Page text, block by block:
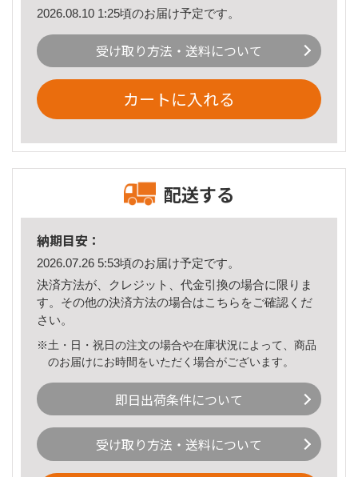
2026.08.10 1:25頃のお届け予定です。
受け取り方法・送料について
カートに入れる
配送する
納期目安：
2026.07.26 5:53頃のお届け予定です。
決済方法が、クレジット、代金引換の場合に限りま
す。その他の決済方法の場合はこちら をご確認くだ
さい。
※土・日・祝日の注文の場合や在庫状況によって、商品
のお届けにお時間をいただく場合がございます。
即日出荷条件について
受け取り方法・送料について